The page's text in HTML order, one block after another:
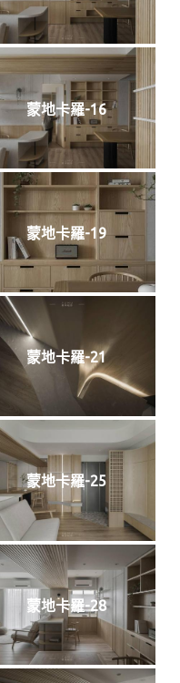
蒙地卡羅-16
蒙地卡羅-19
蒙地卡羅-21
蒙地卡羅-25
蒙地卡羅-28